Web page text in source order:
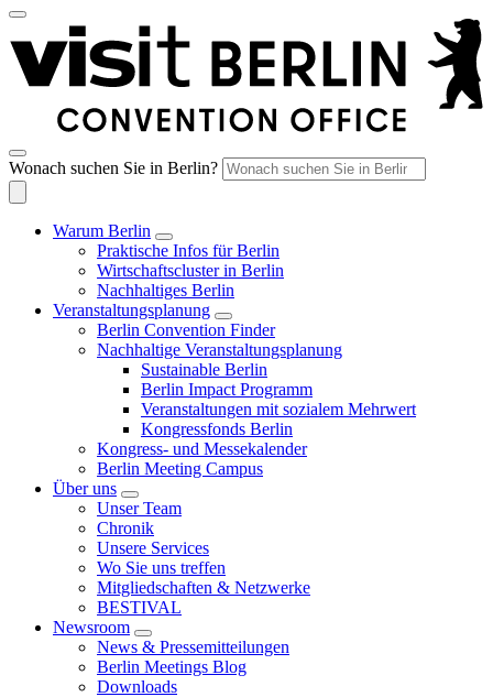
Wonach suchen Sie in Berlin?
Warum Berlin
Praktische Infos für Berlin
Wirtschaftscluster in Berlin
Nachhaltiges Berlin
Veranstaltungsplanung
Berlin Convention Finder
Nachhaltige Veranstaltungsplanung
Sustainable Berlin
Berlin Impact Programm
Veranstaltungen mit sozialem Mehrwert
Kongressfonds Berlin
Kongress- und Messekalender
Berlin Meeting Campus
Über uns
Unser Team
Chronik
Unsere Services
Wo Sie uns treffen
Mitgliedschaften & Netzwerke
BESTIVAL
Newsroom
News & Pressemitteilungen
Berlin Meetings Blog
Downloads